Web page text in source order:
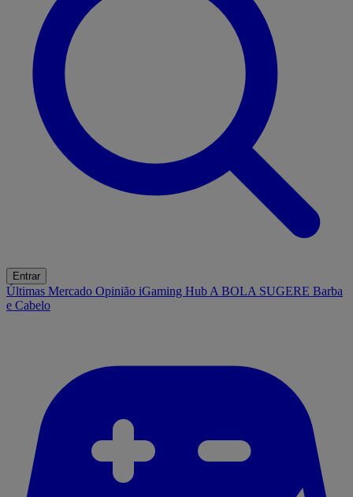
Entrar
Últimas Mercado Opinião iGaming Hub A BOLA SUGERE Barba
e Cabelo